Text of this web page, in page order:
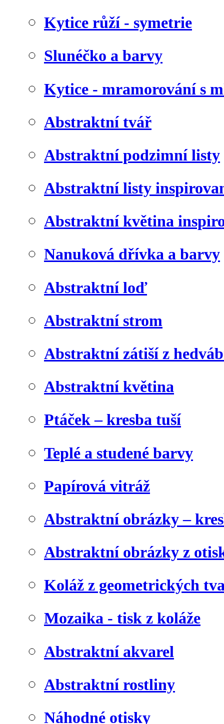
Kytice růží - symetrie
Slunéčko a barvy
Kytice - mramorování s
Abstraktní tvář
Abstraktní podzimní listy
Abstraktní listy
Abstraktní květina
Nanuková dřívka a barvy
Abstraktní loď
Abstraktní strom
Abstraktní zátiší z
Abstraktní květina
Ptáček – kresba tuší
Teplé a studené barvy
Papírová vitráž
Abstraktní obrázky –
Abstraktní obrázky z
Koláž z geometrických
Mozaika - tisk z koláže
Abstraktní akvarel
Abstraktní rostliny
Náhodné otisky